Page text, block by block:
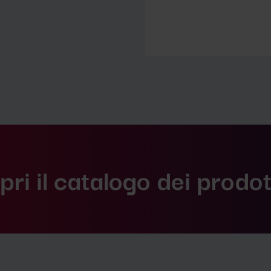
il catalogo dei